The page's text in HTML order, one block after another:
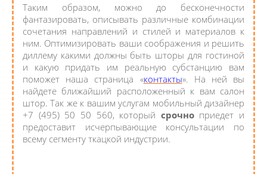
Таким образом, можно до бесконечности
фантазировать, описывать различные комбинации
сочетания направлений и стилей и материалов к
ним. Оптимизировать ваши соображения и решить
диллему какими должны быть шторы для гостиной
и какую придать им реальную субстанцию вам
поможет наша страница «контакты». На ней вы
найдете ближайший расположенный к вам салон
штор. Так же к вашим услугам мобильный дизайнер
+7 (495) 50 50 560, который срочноприедет и
предоставит исчерпывающие консультации по
всему сегменту ткацкой индустрии.